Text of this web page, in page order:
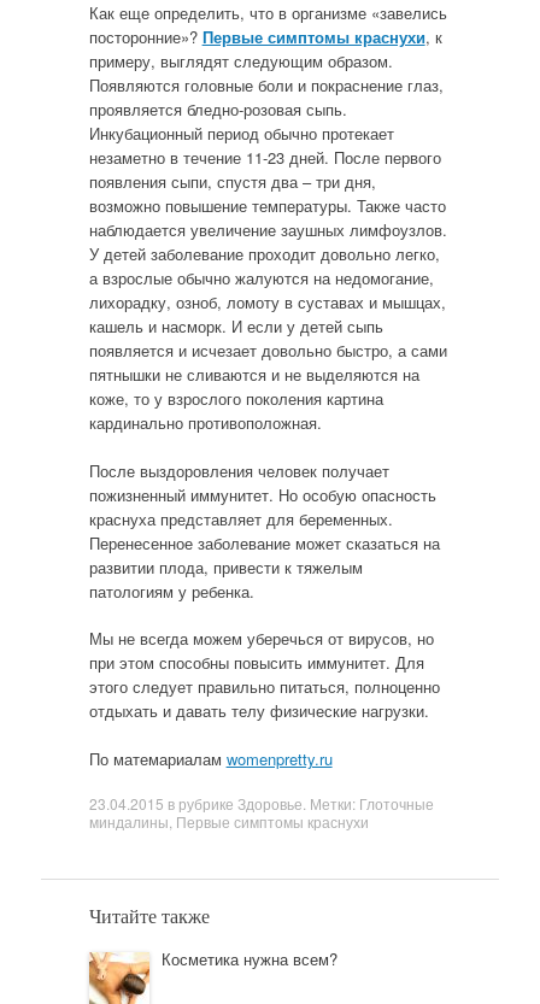
Как еще определить, что в организме «завелись
посторонние»? Первые симптомы краснухи, к
примеру, выглядят следующим образом.
Появляются головные боли и покраснение глаз,
проявляется бледно-розовая сыпь.
Инкубационный период обычно протекает
незаметно в течение 11-23 дней. После первого
появления сыпи, спустя два – три дня,
возможно повышение температуры. Также часто
наблюдается увеличение заушных лимфоузлов.
У детей заболевание проходит довольно легко,
а взрослые обычно жалуются на недомогание,
лихорадку, озноб, ломоту в суставах и мышцах,
кашель и насморк. И если у детей сыпь
появляется и исчезает довольно быстро, а сами
пятнышки не сливаются и не выделяются на
коже, то у взрослого поколения картина
кардинально противоположная.
После выздоровления человек получает
пожизненный иммунитет. Но особую опасность
краснуха представляет для беременных.
Перенесенное заболевание может сказаться на
развитии плода, привести к тяжелым
патологиям у ребенка.
Мы не всегда можем уберечься от вирусов, но
при этом способны повысить иммунитет. Для
этого следует правильно питаться, полноценно
отдыхать и давать телу физические нагрузки.
По матемариалам womenpretty.ru
23.04.2015 в рубрике Здоровье . Метки: Глоточные
миндалины Первые симптомы краснухи
Читайте также
Косметика нужна всем?